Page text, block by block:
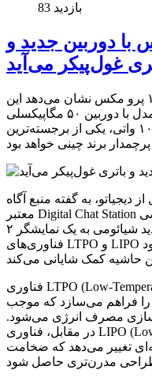
83 بازدید
پرومکس با دوربین جدید و
غول‌پیکر می‌آید
مشخصات فاش‌شده از شیائومی ۱۶ پرو مکس نشان می‌دهد این
مدل با دوربین ۵۰ مگاپیکسلی SmartSens، باتری ۷۵۰۰
میلی‌آمپرساعتی و شارژ سریع ۱۰۰ واتی، یکی از برجسته‌ترین
دیجیاتو، به گفته منبع آگاه
معتبر Digital Chat Station که پست وی اکنون حذف شده، گوشی
جدید شیائومی به یک نمایشگر ۲K OLED تخت با ترکیب
فناوری‌های LTPO و LIPO مجهز خواهد بود؛ ترکیبی که به بهبود
فناوری LTPO (Low-Temperature Polycrystalline Oxide) امکان
را فراهم می‌سازد که موجب
مصرف انرژی می‌شود.
در مقابل، فناوری LIPO (Low-Pressure Injection Overmolding)
تغییر می‌دهد که ضخامت